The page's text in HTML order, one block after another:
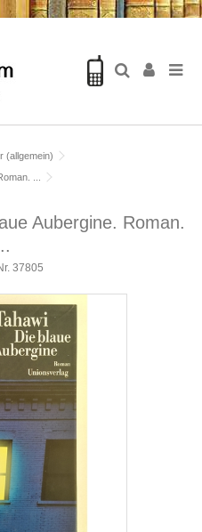
(allgemein)
...
Aubergine. Roman.
37805